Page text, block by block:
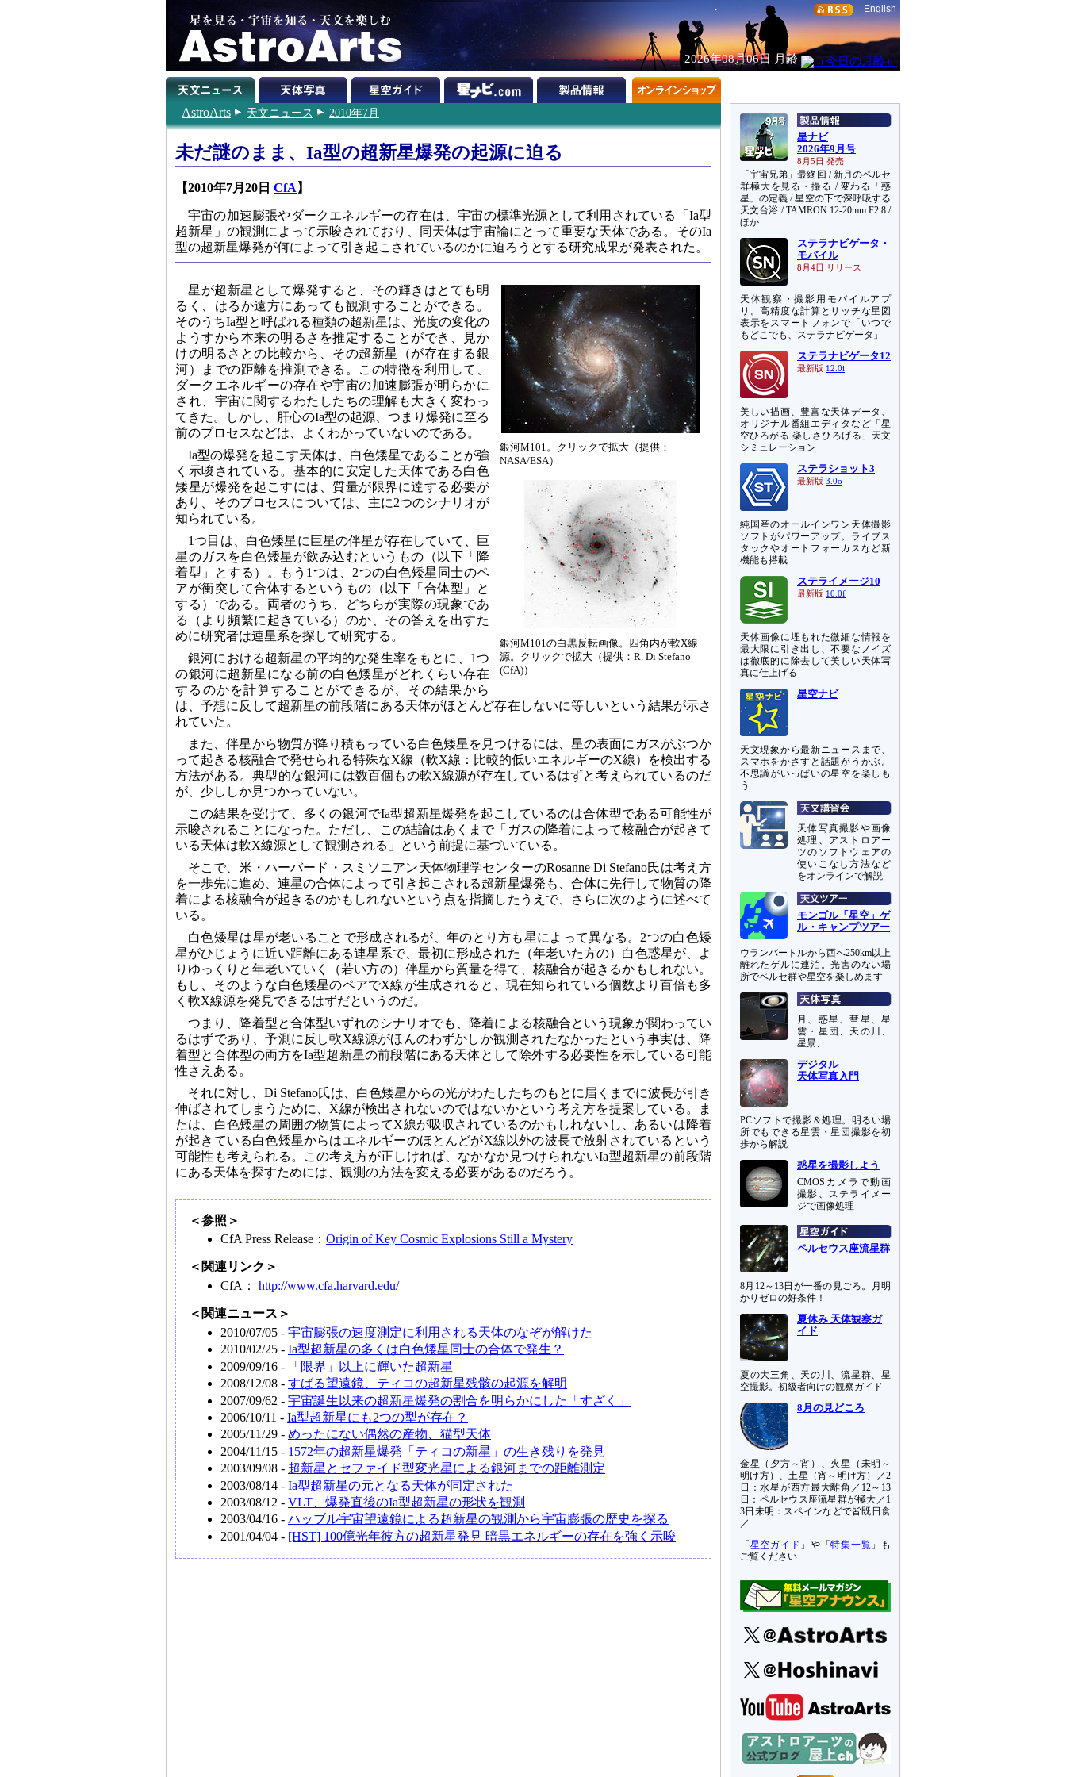
English
2026年08月06日 月齢
AstroArts 天文ニュース 2010年7月
未だ謎のまま、Ia型の超新星爆発の起源に迫る
【2010年7月20日 CfA 】
宇宙の加速膨張やダークエネルギーの存在は、宇宙の標準光源として利用されている「Ia型
超新星」の観測によって示唆されており、同天体は宇宙論にとって重要な天体である。そのIa
型の超新星爆発が何によって引き起こされているのかに迫ろうとする研究成果が発表された。
銀河M101。クリックで拡大（提供：
NASA/ESA）
銀河M101の白黒反転画像。四角内が軟X線
源。クリックで拡大（提供：R. Di Stefano
(CfA)）
星が超新星として爆発すると、その輝きはとても明
るく、はるか遠方にあっても観測することができる。
そのうちIa型と呼ばれる種類の超新星は、光度の変化の
ようすから本来の明るさを推定することができ、見か
けの明るさとの比較から、その超新星（が存在する銀
河）までの距離を推測できる。この特徴を利用して、
ダークエネルギーの存在や宇宙の加速膨張が明らかに
され、宇宙に関するわたしたちの理解も大きく変わっ
てきた。しかし、肝心のIa型の起源、つまり爆発に至る
前のプロセスなどは、よくわかっていないのである。
Ia型の爆発を起こす天体は、白色矮星であることが強
く示唆されている。基本的に安定した天体である白色
矮星が爆発を起こすには、質量が限界に達する必要が
あり、そのプロセスについては、主に2つのシナリオが
知られている。
1つ目は、白色矮星に巨星の伴星が存在していて、巨
星のガスを白色矮星が飲み込むというもの（以下「降
着型」とする）。もう1つは、2つの白色矮星同士のペ
アが衝突して合体するというもの（以下「合体型」と
する）である。両者のうち、どちらが実際の現象であ
る（より頻繁に起きている）のか、その答えを出すた
めに研究者は連星系を探して研究する。
銀河における超新星の平均的な発生率をもとに、1つ
の銀河に超新星になる前の白色矮星がどれくらい存在
するのかを計算することができるが、その結果から
は、予想に反して超新星の前段階にある天体がほとんど存在しないに等しいという結果が示さ
れていた。
また、伴星から物質が降り積もっている白色矮星を見つけるには、星の表面にガスがぶつか
って起きる核融合で発せられる特殊なX線（軟X線：比較的低いエネルギーのX線）を検出する
方法がある。典型的な銀河には数百個もの軟X線源が存在しているはずと考えられているのだ
が、少ししか見つかっていない。
この結果を受けて、多くの銀河でIa型超新星爆発を起こしているのは合体型である可能性が
示唆されることになった。ただし、この結論はあくまで「ガスの降着によって核融合が起きて
いる天体は軟X線源として観測される」という前提に基づいている。
そこで、米・ハーバード・スミソニアン天体物理学センターのRosanne Di Stefano氏は考え方
を一歩先に進め、連星の合体によって引き起こされる超新星爆発も、合体に先行して物質の降
着による核融合が起きるのかもしれないという点を指摘したうえで、さらに次のように述べて
いる。
白色矮星は星が老いることで形成されるが、年のとり方も星によって異なる。2つの白色矮
星がひじょうに近い距離にある連星系で、最初に形成された（年老いた方の）白色惑星が、よ
りゆっくりと年老いていく（若い方の）伴星から質量を得て、核融合が起きるかもしれない。
もし、そのような白色矮星のペアでX線が生成されると、現在知られている個数より百倍も多
く軟X線源を発見できるはずだというのだ。
つまり、降着型と合体型いずれのシナリオでも、降着による核融合という現象が関わってい
るはずであり、予測に反し軟X線源がほんのわずかしか観測されたなかったという事実は、降
着型と合体型の両方をIa型超新星の前段階にある天体として除外する必要性を示している可能
性さえある。
それに対し、Di Stefano氏は、白色矮星からの光がわたしたちのもとに届くまでに波長が引き
伸ばされてしまうために、X線が検出されないのではないかという考え方を提案している。ま
たは、白色矮星の周囲の物質によってX線が吸収されているのかもしれないし、あるいは降着
が起きている白色矮星からはエネルギーのほとんどがX線以外の波長で放射されているという
可能性も考えられる。この考え方が正しければ、なかなか見つけられないIa型超新星の前段階
にある天体を探すためには、観測の方法を変える必要があるのだろう。
＜参照＞
CfA Press Release： Origin of Key Cosmic Explosions Still a Mystery
＜関連リンク＞
CfA： http://www.cfa.harvard.edu/
＜関連ニュース＞
2010/07/05 - 宇宙膨張の速度測定に利用される天体のなぞが解けた
2010/02/25 - Ia型超新星の多くは白色矮星同士の合体で発生？
2009/09/16 -
「限界」以上に輝いた超新星
2008/12/08 - すばる望遠鏡、ティコの超新星残骸の起源を解明
2007/09/62 - 宇宙誕生以来の超新星爆発の割合を明らかにした「すざく」
2006/10/11 - Ia型超新星にも2つの型が存在？
2005/11/29 - めったにない偶然の産物、猫型天体
2004/11/15 - 1572年の超新星爆発「ティコの新星」の生き残りを発見
2003/09/08 - 超新星とセファイド型変光星による銀河までの距離測定
2003/08/14 - Ia型超新星の元となる天体が同定された
2003/08/12 - VLT、爆発直後のIa型超新星の形状を観測
2003/04/16 - ハッブル宇宙望遠鏡による超新星の観測から宇宙膨張の歴史を探る
2001/04/04 - [HST] 100億光年彼方の超新星発見 暗黒エネルギーの存在を強く示唆
星ナビ
2026年9月号
8月5日 発売
「宇宙兄弟」最終回 / 新月のペルセ
群極大を見る・撮る / 変わる「惑
星」の定義 / 星空の下で深呼吸する
天文台浴 / TAMRON 12-20mm F2.8 /
ほか
ステラナビゲータ・
モバイル
8月4日 リリース
天体観察・撮影用モバイルアプ
リ。高精度な計算とリッチな星図
表示をスマートフォンで「いつで
もどこでも、ステラナビゲータ」
ステラナビゲータ12
最新版 12.0i
美しい描画、豊富な天体データ、
オリジナル番組エディタなど「星
空ひろがる 楽しさひろげる」天文
シミュレーション
ステラショット3
最新版 3.0o
純国産のオールインワン天体撮影
ソフトがパワーアップ。ライブス
タックやオートフォーカスなど新
機能も搭載
ステライメージ10
最新版 10.0f
天体画像に埋もれた微細な情報を
最大限に引き出し、不要なノイズ
は徹底的に除去して美しい天体写
真に仕上げる
星空ナビ
天文現象から最新ニュースまで、
スマホをかざすと話題がうかぶ。
不思議がいっぱいの星空を楽しも
う
天体写真撮影や画像
処理、アストロアー
ツのソフトウェアの
使いこなし方法など
をオンラインで解説
モンゴル「星空」ゲ
ル・キャンプツアー
ウランバートルから西へ250km以上
離れたゲルに連泊。光害のない場
所でペルセ群や星空を楽しめます
月、惑星、彗星、星
雲・星団、天の川、
星景、…
デジタル
天体写真入門
PCソフトで撮影＆処理。明るい場
所でもできる星雲・星団撮影を初
歩から解説
惑星を撮影しよう
CMOSカメラで動画
撮影、ステライメー
ジで画像処理
ペルセウス座流星群
8月12～13日が一番の見ごろ。月明
かりゼロの好条件！
夏休み 天体観察ガ
イド
夏の大三角、天の川、流星群、星
空撮影。初級者向けの観察ガイド
8月の見どころ
金星（夕方～宵）、火星（未明～
明け方）、土星（宵～明け方）／2
日：水星が西方最大離角／12～13
日：ペルセウス座流星群が極大／1
3日未明：スペインなどで皆既日食
／…
「 星空ガイド 」や「特集一覧 」も
ご覧ください